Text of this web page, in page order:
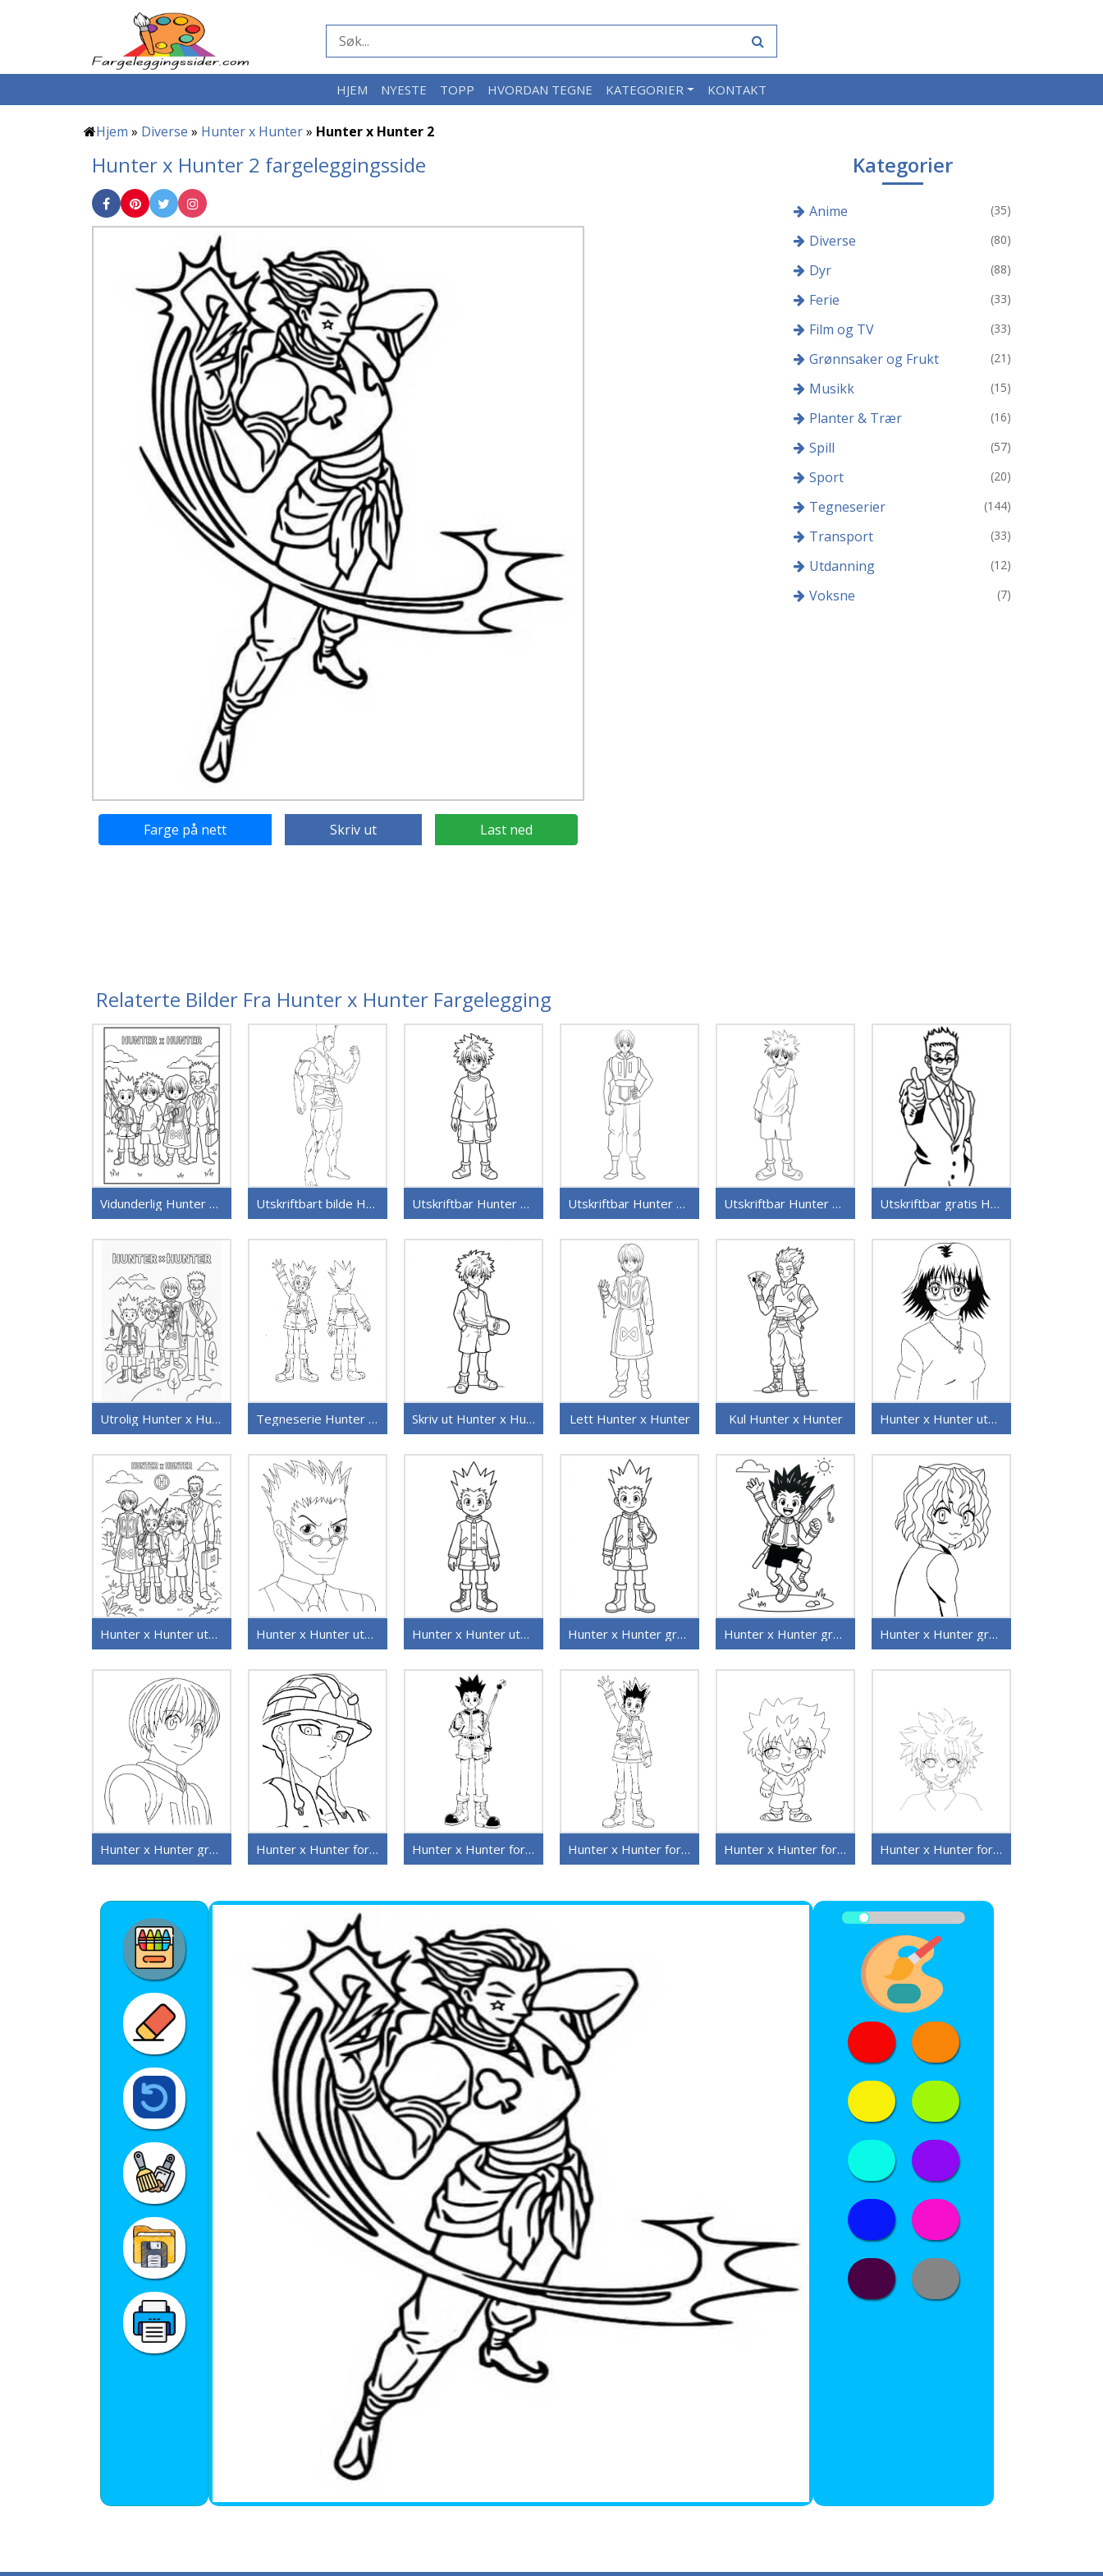
HJEM NYESTE TOPP HVORDAN TEGNE KATEGORIER KONTAKT
Hjem » Diverse » Hunter x Hunter» Hunter x Hunter 2
Hunter x Hunter 2 fargeleggingsside
Farge på nett Skriv ut Last ned
Kategorier
Anime (35)
Diverse (80)
Dyr (88)
Ferie (33)
Film og TV (33)
Grønnsaker og Frukt (21)
Musikk (15)
Planter & Trær (16)
Spill (57)
Sport (20)
Tegneserier (144)
Transport (33)
Utdanning (12)
Voksne (7)
Relaterte Bilder Fra Hunter x Hunter Fargelegging
Vidunderlig Hunter x Hunter Utskriftbart bilde Hunter x Hunter Utskriftbar Hunter x Hunter Utskriftbar Hunter x Hunter uten kostnad Utskriftbar Hunter x Hunter for barn Utskriftbar gratis Hunter x Hunter
Utrolig Hunter x Hunter Tegneserie Hunter x Hunter Skriv ut Hunter x Hunter Lett Hunter x Hunter Kul Hunter x Hunter Hunter x Hunter utskriftbart bilde
Hunter x Hunter utskriftbar Hunter x Hunter utskriftbar for barn Hunter x Hunter uten kostnad Hunter x Hunter gratis Hunter x Hunter gratis utskriftbar Hunter x Hunter gratis for barn
Hunter x Hunter gratis bilde Hunter x Hunter for barn Hunter x Hunter for 6-åringer Hunter x Hunter for 5-åringer Hunter x Hunter for 4-åringer Hunter x Hunter for 3-åringer